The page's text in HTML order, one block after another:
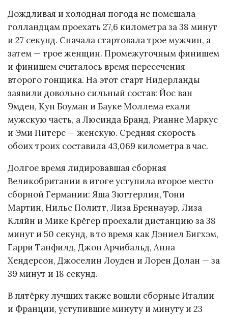
Дождливая и холодная погода не помешала
голландцам проехать 27,6 километра за 38 минут
и 27 секунд. Сначала стартовала трое мужчин, а
затем — трое женщин. Промежуточным финишем
и финишем считалось время пересечения
второго гонщика. На этот старт Нидерланды
заявили довольно сильный состав: Йос ван
Эмден, Кун Боуман и Бауке Моллема ехали
мужскую часть, а Люсинда Бранд, Рианне Маркус
и Эми Питерс — женскую. Средняя скорость
обоих троих составила 43,069 километра в час.
Долгое время лидировавшая сборная
Великобритании в итоге уступила второе место
сборной Германии: Яша Зюттерлин, Тони
Мартин, Нильс Политт, Лиза Бреннауэр, Лиза
Кляйн и Мике Крёгер проехали дистанцию за 38
минут и 50 секунд, в то время как Дэниел Бигхэм,
Гарри Танфилд, Джон Арчибальд, Анна
Хендерсон, Джоселин Лоуден и Лорен Долан — за
39 минут и 18 секунд.
В пятёрку лучших также вошли сборные Италии
и Франции, уступившие минуту и минуту и 23